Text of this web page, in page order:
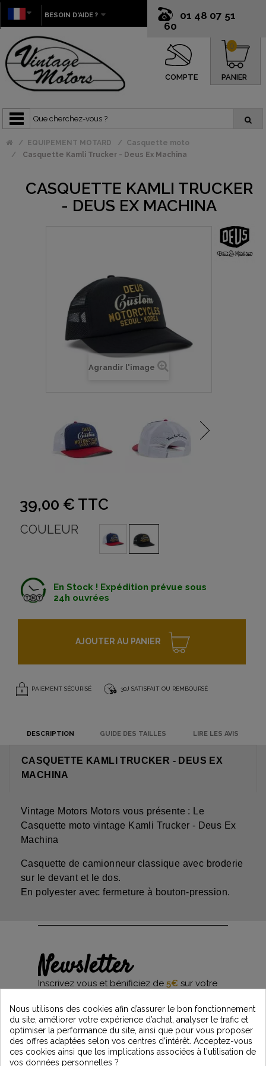
01 48 07 51
60
BESOIN D'AIDE ?
COMPTE PANIER
0
EQUIPEMENT MOTARD
Casquette moto
Casquette Kamli Trucker - Deus Ex Machina
CASQUETTE KAMLI TRUCKER
- DEUS EX MACHINA
Agrandir l'image
39,00 € TTC
COULEUR
En Stock ! Expédition prévue sous
24h ouvrées
AJOUTER AU PANIER
PAIEMENT SÉCURISÉ 30J SATISFAIT OU REMBOURSÉ
DESCRIPTION GUIDE DES TAILLES LIRE LES AVIS
CASQUETTE KAMLI TRUCKER - DEUS EX
MACHINA
Vintage Motors Motors vous présente : Le
Casquette moto vintage Kamli Trucker - Deus Ex
Machina
Casquette de camionneur classique avec broderie
sur le devant et le dos.
En polyester avec fermeture à bouton-pression.
Newsletter
Inscrivez vous et bénificiez de 5€ sur votre
et restez informés des dernières nouveautés
Vintage Motors
*Dès 99€ d'achat. En vous abonnant à notre newsletter, vous reconnaissez avoir pris
Nous utilisons des cookies afin d’assurer le bon fonctionnement
du site, améliorer votre expérience d’achat, analyser le trafic et
optimiser la performance du site, ainsi que pour vous proposer
des offres adaptées selon vos centres d’intérêt. Acceptez-vous
ces cookies ainsi que les implications associées à l'utilisation de
vos données personnelles ?